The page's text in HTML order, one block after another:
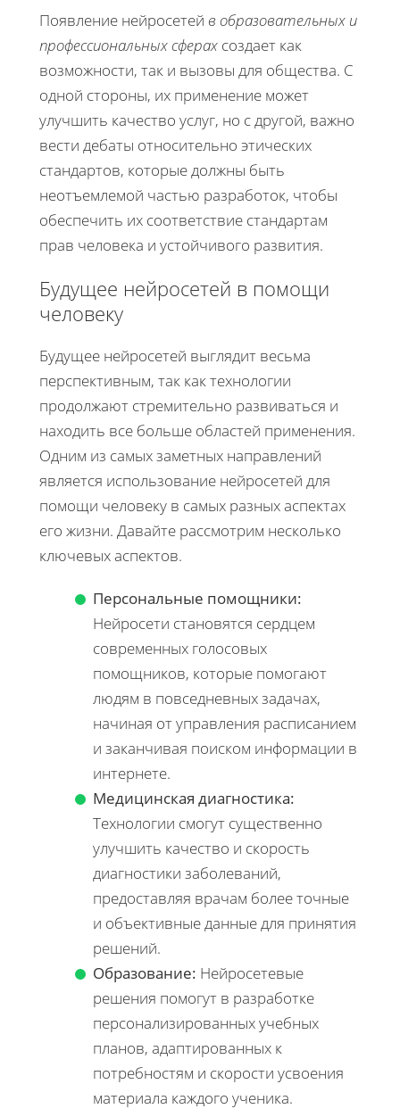
Появление нейросетей в образовательных и
профессиональных сферах создает как
возможности, так и вызовы для общества. С
одной стороны, их применение может
улучшить качество услуг, но с другой, важно
вести дебаты относительно этических
стандартов, которые должны быть
неотъемлемой частью разработок, чтобы
обеспечить их соответствие стандартам
прав человека и устойчивого развития.
Будущее нейросетей в помощи
человеку
Будущее нейросетей выглядит весьма
перспективным, так как технологии
продолжают стремительно развиваться и
находить все больше областей применения.
Одним из самых заметных направлений
является использование нейросетей для
помощи человеку в самых разных аспектах
его жизни. Давайте рассмотрим несколько
ключевых аспектов.
Персональные помощники:
Нейросети становятся сердцем
современных голосовых
помощников, которые помогают
людям в повседневных задачах,
начиная от управления расписанием
и заканчивая поиском информации в
интернете.
Медицинская диагностика:
Технологии смогут существенно
улучшить качество и скорость
диагностики заболеваний,
предоставляя врачам более точные
и объективные данные для принятия
решений.
Образование: Нейросетевые
решения помогут в разработке
персонализированных учебных
планов, адаптированных к
потребностям и скорости усвоения
материала каждого ученика.